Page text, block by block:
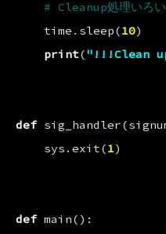
# Cleanup処理いろ
time . sleep(10)
print("!!!Clean
def sig_handler(
sys . exit(1)
def main():